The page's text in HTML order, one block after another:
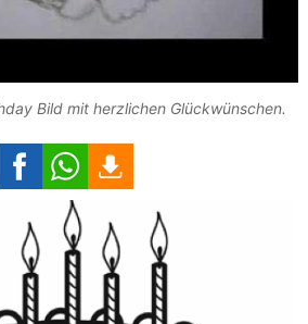
Bild mit herzlichen Glückwünschen.